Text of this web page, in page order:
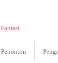
Fantasi
Penonton